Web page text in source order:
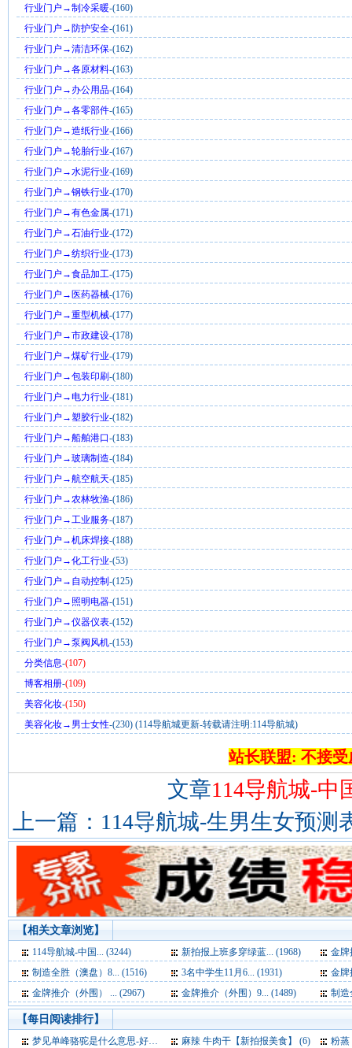
行业门户→制冷采暖-(160)
行业门户→防护安全-(161)
行业门户→清洁环保-(162)
行业门户→各原材料-(163)
行业门户→办公用品-(164)
行业门户→各零部件-(165)
行业门户→造纸行业-(166)
行业门户→轮胎行业-(167)
行业门户→水泥行业-(169)
行业门户→钢铁行业-(170)
行业门户→有色金属-(171)
行业门户→石油行业-(172)
行业门户→纺织行业-(173)
行业门户→食品加工-(175)
行业门户→医药器械-(176)
行业门户→重型机械-(177)
行业门户→市政建设-(178)
行业门户→煤矿行业-(179)
行业门户→包装印刷-(180)
行业门户→电力行业-(181)
行业门户→塑胶行业-(182)
行业门户→船舶港口-(183)
行业门户→玻璃制造-(184)
行业门户→航空航天-(185)
行业门户→农林牧渔-(186)
行业门户→工业服务-(187)
行业门户→机床焊接-(188)
行业门户→化工行业-(53)
行业门户→自动控制 -(125)
行业门户→照明电器-(151)
行业门户→仪器仪表-(152)
行业门户→泵阀风机-(153)
分类信息-(107)
博客相册-(109)
美容化妆-(150)
美容化妆→男士女性-(230) (114导航城更新-转载请注明:114导航城)
站长联盟: 不接
文章114导航城-中
上一篇： 114导航城-生男生女预测
【相关文章浏览】
114导航城-中国... (3244) 新拍报上班多穿绿蓝... (1968)
金牌
制造全胜（澳盘）8... (1516)
3名中学生11月6... (1931)
金牌
金牌推介（外围） ... (2967)
金牌推介（外围）9... (1489) 制造
【每日阅读排行】
梦见单峰骆驼是什么意思-好不好-代表什么-周公解梦 (7) 麻辣 牛肉干【新拍报美食】 (6) 粉蒸